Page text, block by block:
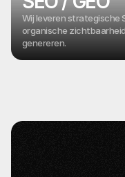
Wij leveren strategische
organische
genereren.